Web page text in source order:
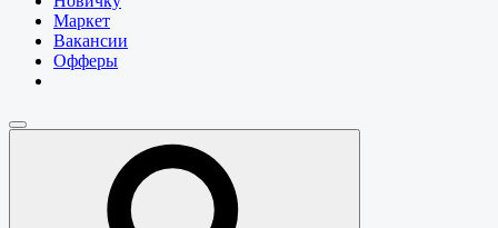
Маркет
Вакансии
Офферы